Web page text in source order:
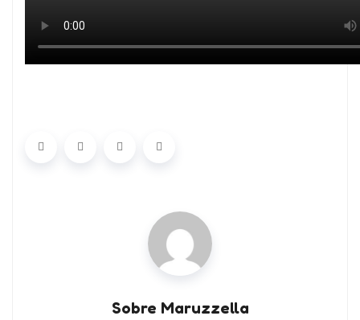
Sobre Maruzzella